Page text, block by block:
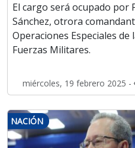
El cargo será ocupado por
Sánchez, otrora
Operaciones Especiales de
Fuerzas Militares.
miércoles, 19 febrero 2025 -
NACIÓN